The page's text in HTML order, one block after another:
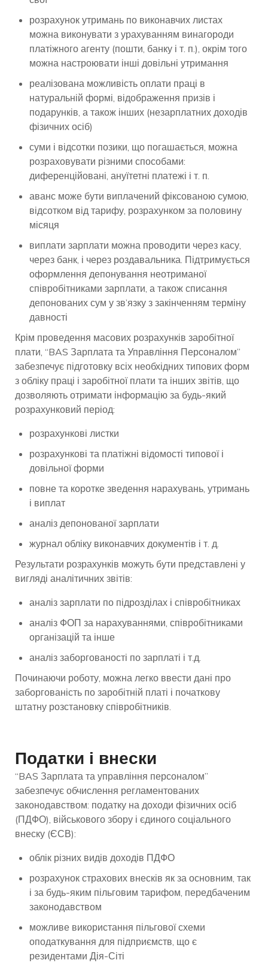
розрахунок утримань по виконавчих листах
можна виконувати з урахуванням винагороди
платіжного агенту (пошти, банку і т. п.), окрім того
можна настроювати інші довільні утримання
реалізована можливість оплати праці в
натуральній формі, відображення призів і
подарунків, а також інших (незарплатних доходів
фізичних осіб)
суми і відсотки позики, що погашається, можна
розраховувати різними способами:
диференційовані, ануїтетні платежі і т. п.
аванс може бути виплачений фіксованою сумою,
відсотком від тарифу, розрахунком за половину
місяця
виплати зарплати можна проводити через касу,
через банк, і через роздавальника. Підтримується
оформлення депонування неотриманої
співробітниками зарплати, а також списання
депонованих сум у зв’язку з закінченням терміну
давності
Крім проведення масових розрахунків заробітної
плати, “BAS Зарплата та Управління Персоналом”
забезпечує підготовку всіх необхідних типових форм
з обліку праці і заробітної плати та інших звітів, що
дозволяють отримати інформацію за будь-який
розрахунковий період:
розрахункові листки
розрахункові та платіжні відомості типової і
довільної форми
повне та коротке зведення нарахувань, утримань
і виплат
аналіз депонованої зарплати
журнал обліку виконавчих документів і т. д.
Результати розрахунків можуть бути представлені у
вигляді аналітичних звітів:
аналіз зарплати по підрозділах і співробітниках
аналіз ФОП за нарахуваннями, співробітниками
організацій та інше
аналіз заборгованості по зарплаті і т.д.
Починаючи роботу, можна легко ввести дані про
заборгованість по заробітній платі і початкову
штатну розстановку співробітників.
Податки і внески
“BAS Зарплата та управління персоналом”
забезпечує обчислення регламентованих
законодавством: податку на доходи фізичних осіб
(ПДФО), військового збору і єдиного соціального
внеску (ЄСВ):
облік різних видів доходів ПДФО
розрахунок страхових внесків як за основним, так
і за будь-яким пільговим тарифом, передбаченим
законодавством
можливе використання пільгової схеми
оподаткування для підприємств, що є
резидентами Дія-Сіті